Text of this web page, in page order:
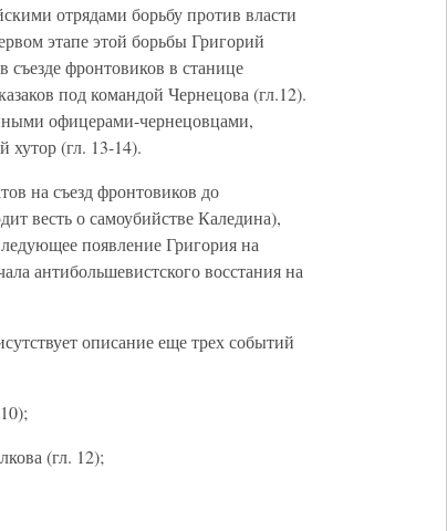
отрядами борьбу против власти
этапе этой борьбы Григорий
съезде фронтовиков в станице
под командой Чернецова (гл.12).
офицерами-чернецовцами,
хутор (гл. 13-14).
на съезд фронтовиков до
весть о самоубийстве Каледина),
появление Григория на
антибольшевистского восстания на
описание еще трех событий
(гл. 12);